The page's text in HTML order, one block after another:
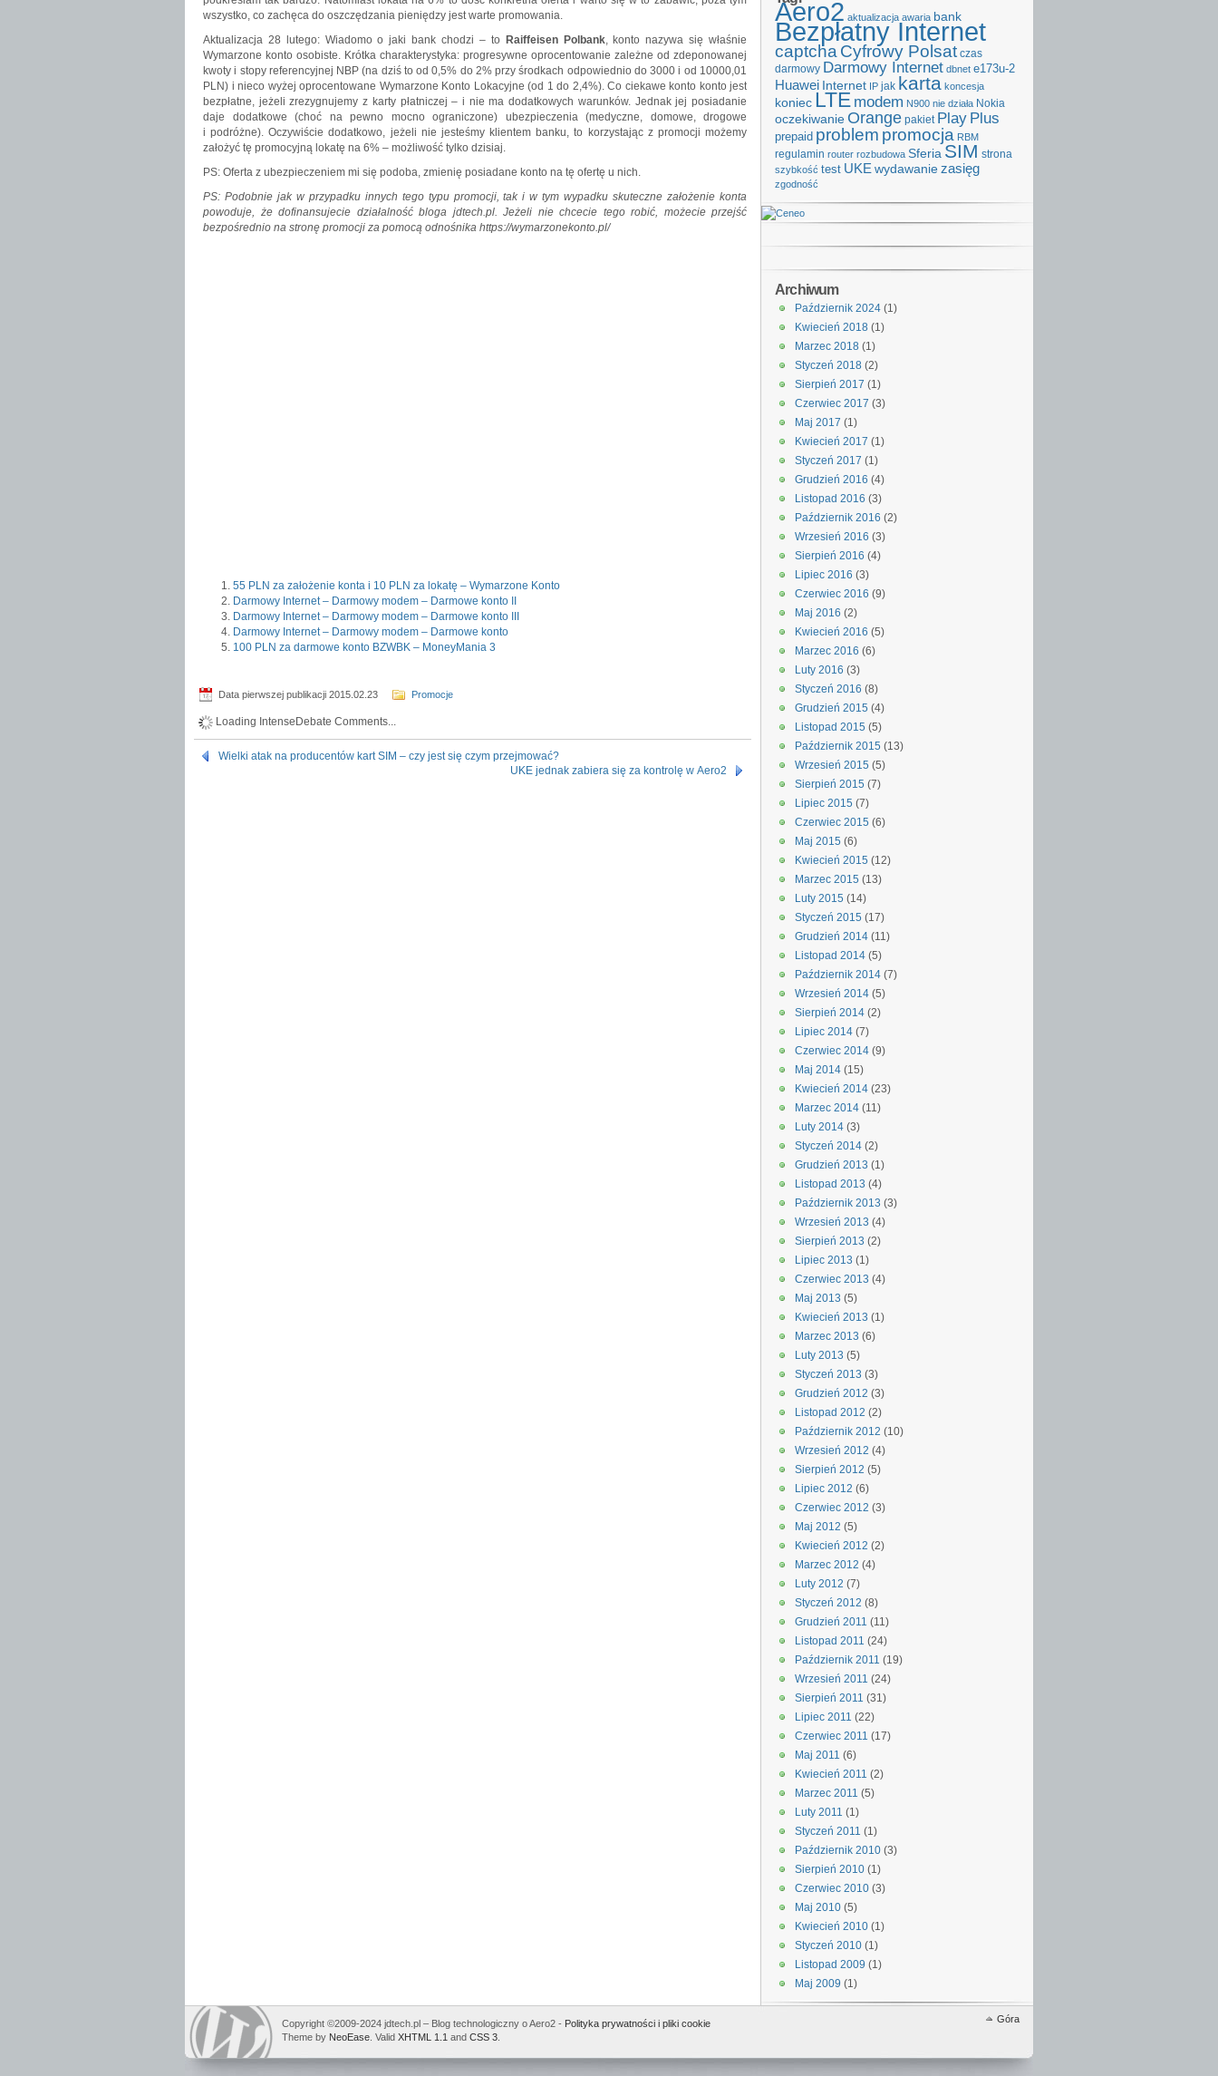
wszystko, co zachęca do oszczędzania pieniędzy jest warte promowania.
Aktualizacja 28 lutego: Wiadomo o jaki bank chodzi – to Raiffeisen Polbank, konto nazywa się właśnie
Wymarzone konto osobiste. Krótka charakterystyka: progresywne oprocentowanie zależne od zdeponowanej
kwoty i stopy referencyjnej NBP (na dziś to od 0,5% do 2% przy środkach odpowiednio do 3000 i od 10000,01
PLN) i nieco wyżej oprocentowane Wymarzone Konto Lokacyjne (od 1 do 2,4%). Co ciekawe konto konto jest
bezpłatne, jeżeli zrezygnujemy z karty płatniczej – i nie ma dodatkowych warunków. Jednak jej posiadanie
daje dodatkowe (choć na pewno mocno ograniczone) ubezpieczenia (medyczne, domowe, drogowe
i podróżne). Oczywiście dodatkowo, jeżeli nie jesteśmy klientem banku, to korzystając z promocji możemy
założyć tę promocyjną lokatę na 6% – możliwość tylko dzisiaj.
PS: Oferta z ubezpieczeniem mi się podoba, zmienię posiadane konto na tę ofertę u nich.
PS: Podobnie jak w przypadku innych tego typu promocji, tak i w tym wypadku skuteczne założenie konta
powoduje, że dofinansujecie działalność bloga jdtech.pl. Jeżeli nie chcecie tego robić, możecie przejść
bezpośrednio na stronę promocji za pomocą odnośnika https://wymarzonekonto.pl/
55 PLN za założenie konta i 10 PLN za lokatę – Wymarzone Konto
Darmowy Internet – Darmowy modem – Darmowe konto II
Darmowy Internet – Darmowy modem – Darmowe konto III
Darmowy Internet – Darmowy modem – Darmowe konto
100 PLN za darmowe konto BZWBK – MoneyMania 3
Data pierwszej publikacji 2015.02.23 Promocje
Loading IntenseDebate Comments...
Wielki atak na producentów kart SIM – czy jest się czym przejmować?
UKE jednak zabiera się za kontrolę w Aero2
Aero2 aktualizacja awaria bank
Bezpłatny Internet
captcha Cyfrowy Polsat czas
darmowy Darmowy Internet dbnet e173u-2
Huawei Internet IP jak karta koncesja
koniec LTE modem N900 nie działa Nokia
oczekiwanie Orange pakiet Play Plus
prepaid problem promocja RBM
regulamin router rozbudowa Sferia SIM strona
szybkość test UKE wydawaniezasięg
zgodność
Archiwum
Październik 2024 (1)
Kwiecień 2018 (1)
Marzec 2018 (1)
Styczeń 2018 (2)
Sierpień 2017 (1)
Czerwiec 2017 (3)
Maj 2017 (1)
Kwiecień 2017 (1)
Styczeń 2017 (1)
Grudzień 2016 (4)
Listopad 2016 (3)
Październik 2016 (2)
Wrzesień 2016 (3)
Sierpień 2016 (4)
Lipiec 2016 (3)
Czerwiec 2016 (9)
Maj 2016 (2)
Kwiecień 2016 (5)
Marzec 2016 (6)
Luty 2016 (3)
Styczeń 2016 (8)
Grudzień 2015 (4)
Listopad 2015 (5)
Październik 2015 (13)
Wrzesień 2015 (5)
Sierpień 2015 (7)
Lipiec 2015 (7)
Czerwiec 2015 (6)
Maj 2015 (6)
Kwiecień 2015 (12)
Marzec 2015 (13)
Luty 2015 (14)
Styczeń 2015 (17)
Grudzień 2014 (11)
Listopad 2014 (5)
Październik 2014 (7)
Wrzesień 2014 (5)
Sierpień 2014 (2)
Lipiec 2014 (7)
Czerwiec 2014 (9)
Maj 2014 (15)
Kwiecień 2014 (23)
Marzec 2014 (11)
Luty 2014 (3)
Styczeń 2014 (2)
Grudzień 2013 (1)
Listopad 2013 (4)
Październik 2013 (3)
Wrzesień 2013 (4)
Sierpień 2013 (2)
Lipiec 2013 (1)
Czerwiec 2013 (4)
Maj 2013 (5)
Kwiecień 2013 (1)
Marzec 2013 (6)
Luty 2013 (5)
Styczeń 2013 (3)
Grudzień 2012 (3)
Listopad 2012 (2)
Październik 2012 (10)
Wrzesień 2012 (4)
Sierpień 2012 (5)
Lipiec 2012 (6)
Czerwiec 2012 (3)
Maj 2012 (5)
Kwiecień 2012 (2)
Marzec 2012 (4)
Luty 2012 (7)
Styczeń 2012 (8)
Grudzień 2011 (11)
Listopad 2011 (24)
Październik 2011 (19)
Wrzesień 2011 (24)
Sierpień 2011 (31)
Lipiec 2011 (22)
Czerwiec 2011 (17)
Maj 2011 (6)
Kwiecień 2011 (2)
Marzec 2011 (5)
Luty 2011 (1)
Styczeń 2011 (1)
Październik 2010 (3)
Sierpień 2010 (1)
Czerwiec 2010 (3)
Maj 2010 (5)
Kwiecień 2010 (1)
Styczeń 2010 (1)
Listopad 2009 (1)
Maj 2009 (1)
Góra
Copyright ©2009-2024 jdtech.pl – Blog technologiczny o Aero2 - Polityka prywatności i pliki cookie
Theme by NeoEase . Valid XHTML 1.1 and CSS 3